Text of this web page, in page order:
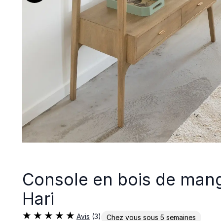
Console en bois de
Hari
Avis (3) Chez vous sous 5 semaines